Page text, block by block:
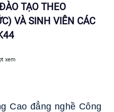
TẠO THEO
VÀ SINH VIÊN CÁC
xem
Cao đẳng nghề Công